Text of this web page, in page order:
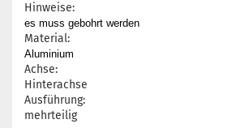
Hinweise:
es muss gebohrt werden
Material:
Aluminium
Achse:
Hinterachse
Ausführung:
mehrteilig